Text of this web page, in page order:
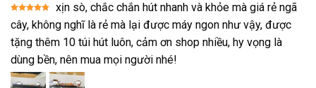
Được xếp
hạng 55
xịn sò, chắc chắn hút nhanh và khỏe mà giá rẻ ngã
cây, không nghĩ là rẻ mà lại được máy ngon như vậy, được
tặng thêm 10 túi hút luôn, cảm ơn shop nhiều, hy vọng là
dùng bền, nên mua mọi người nhé!